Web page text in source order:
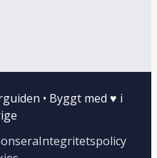
• Byggt med ♥ i
Integritetspolicy